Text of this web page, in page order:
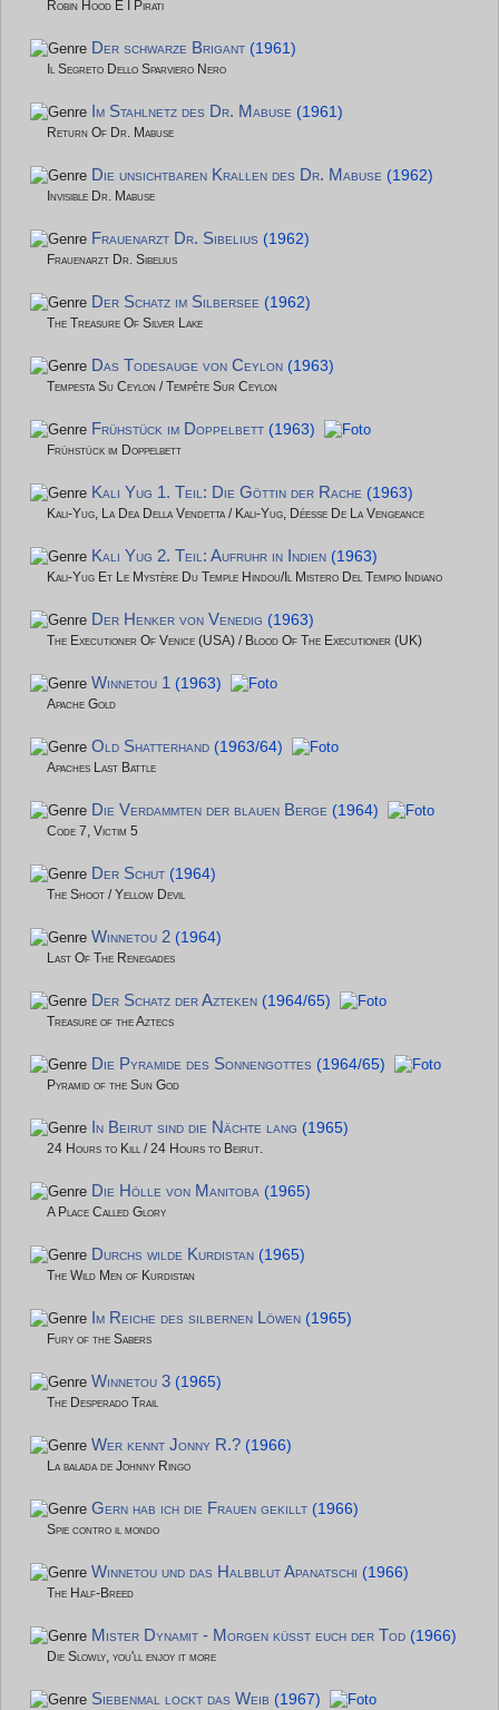
Robin Hood E I Pirati
Der schwarze Brigant (1961)
Il Segreto Dello Sparviero Nero
Im Stahlnetz des Dr. Mabuse (1961)
Return Of Dr. Mabuse
Die unsichtbaren Krallen des Dr. Mabuse (1962)
Invisible Dr. Mabuse
Frauenarzt Dr. Sibelius (1962)
Frauenarzt Dr. Sibelius
Der Schatz im Silbersee (1962)
The Treasure Of Silver Lake
Das Todesauge von Ceylon (1963)
Tempesta Su Ceylon / Tempête Sur Ceylon
Frühstück im Doppelbett (1963)
Frühstück im Doppelbett
Kali Yug 1. Teil: Die Göttin der Rache (1963)
Kali-Yug, La Dea Della Vendetta / Kali-Yug, Déesse De La Vengeance
Kali Yug 2. Teil: Aufruhr in Indien (1963)
Kali-Yug Et Le Mystère Du Temple Hindou/Il Mistero Del Tempio Indiano
Der Henker von Venedig (1963)
The Executioner Of Venice (USA) / Blood Of The Executioner (UK)
Winnetou 1 (1963)
Apache Gold
Old Shatterhand (1963/64)
Apaches Last Battle
Die Verdammten der blauen Berge (1964)
Code 7, Victim 5
Der Schut (1964)
The Shoot / Yellow Devil
Winnetou 2 (1964)
Last Of The Renegades
Der Schatz der Azteken (1964/65)
Treasure of the Aztecs
Die Pyramide des Sonnengottes (1964/65)
Pyramid of the Sun God
In Beirut sind die Nächte lang (1965)
24 Hours to Kill / 24 Hours to Beirut.
Die Hölle von Manitoba (1965)
A Place Called Glory
Durchs wilde Kurdistan (1965)
The Wild Men of Kurdistan
Im Reiche des silbernen Löwen (1965)
Fury of the Sabers
Winnetou 3 (1965)
The Desperado Trail
Wer kennt Jonny R.? (1966)
La balada de Johnny Ringo
Gern hab ich die Frauen gekillt (1966)
Spie contro il mondo
Winnetou und das Halbblut Apanatschi (1966)
The Half-Breed
Mister Dynamit - Morgen küsst euch der Tod (1966)
Die Slowly, you'll enjoy it more
Siebenmal lockt das Weib (1967)